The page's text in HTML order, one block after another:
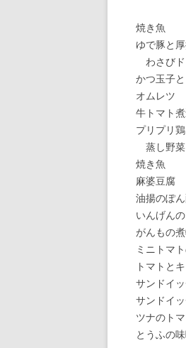
焼き
ゆで豚と
わさび
かつ
オム
牛トマ
プリ
蒸
焼
麻婆
油揚の
いんげん
がん
ミニト
トマト
サンド
サンド
ツナのト
とうふ